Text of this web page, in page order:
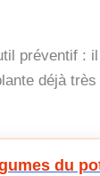
préventif :
déjà très
du